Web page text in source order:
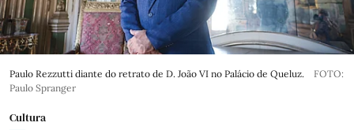
Paulo Rezzutti diante do retrato de D. João VI no Palácio de Queluz.
FOTO:
Paulo Spranger
Cultura